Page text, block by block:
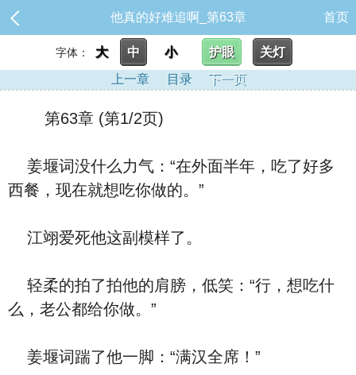
他真的好难追啊_第63章 首页
字体： 大 中 小 护眼
关灯
上一章
目录 下一页
第63章 (第1/2页)
姜堰词没什么力气：“在外面半年，吃了好多
西餐，现在就想吃你做的。”
江翊爱死他这副模样了。
轻柔的拍了拍他的肩膀，低笑：“行，想吃什
么，老公都给你做。”
姜堰词踹了他一脚：“满汉全席！”